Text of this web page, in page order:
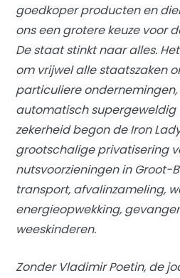
goedkoper producten en
ons een grotere keuze voor
De staat stinkt naar alles.
om vrijwel alle staatszaken
particuliere
automatisch supergeweldig
zekerheid begon de Iron
grootschalige privatisering
nutsvoorzieningen in Groot-
transport, afvalinzameling,
energieopwekking,
weeskinderen.
Zonder Vladimir Poetin, de